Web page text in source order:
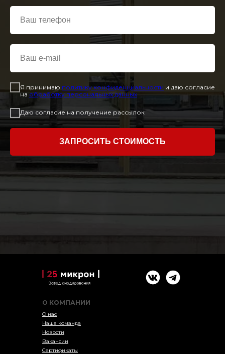
Я принимаю политику конфиденциальности и даю согласие
на обработку персональных данных
Даю согласие на получение рассылок
ЗАПРОСИТЬ СТОИМОСТЬ
О КОМПАНИИ
О нас
Наша команда
Новости
Вакансии
Сертификаты